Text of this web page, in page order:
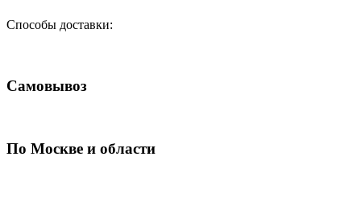
Способы доставки:
Самовывоз
По Москве и области